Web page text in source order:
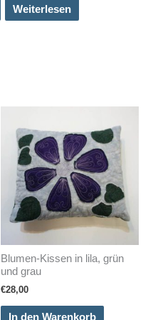
Weiterlesen
Blumen-Kissen in lila, grün
und grau
€28,00
In den Warenkorb